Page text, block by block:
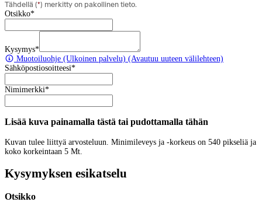
Tähdellä (*) merkitty on pakollinen tieto.
Otsikko*
Kysymys*
Muotoiluohje (Ulkoinen palvelu) (Avautuu uuteen välilehteen)
Sähköpostiosoitteesi*
Nimimerkki*
Lisää kuva painamalla tästä tai pudottamalla tähän
Kuvan tulee liittyä arvosteluun. Minimileveys ja -korkeus on 540 pikseliä ja
koko korkeintaan 5 Mt.
Kysymyksen esikatselu
Otsikko